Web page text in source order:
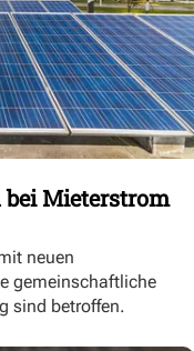
bei Mieterstrom
neuen
gemeinschaftliche
sind betroffen.